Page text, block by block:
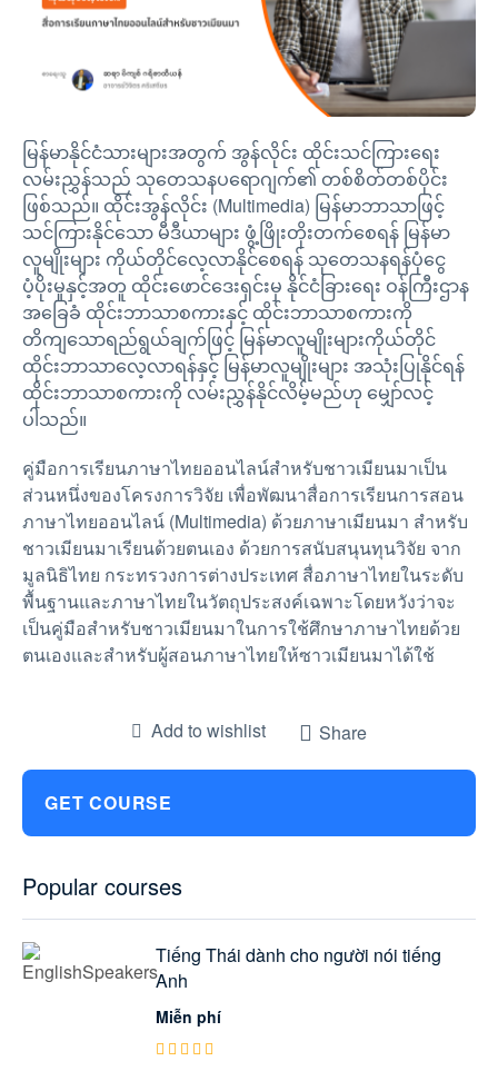
မြန်မာနိုင်ငံသားများအတွက် အွန်လိုင်း ထိုင်းသင်ကြားရေး
လမ်းညွှန်သည် သုတေသနပရောဂျက်၏ တစ်စိတ်တစ်ပိုင်း
ဖြစ်သည်။ ထိုင်းအွန်လိုင်း (Multimedia) မြန်မာဘာသာဖြင့်
သင်ကြားနိုင်သော မီဒီယာများ ဖွံ့ဖြိုးတိုးတက်စေရန် မြန်မာ
လူမျိုးများ ကိုယ်တိုင်လေ့လာနိုင်စေရန် သုတေသနရန်ပုံငွေ
ပံ့ပိုးမှုနှင့်အတူ ထိုင်းဖောင်ဒေးရှင်းမှ နိုင်ငံခြားရေး ဝန်ကြီးဌာန
အခြေခံ ထိုင်းဘာသာစကားနှင့် ထိုင်းဘာသာစကားကို
တိကျသောရည်ရွယ်ချက်ဖြင့် မြန်မာလူမျိုးများကိုယ်တိုင်
ထိုင်းဘာသာလေ့လာရန်နှင့် မြန်မာလူမျိုးများ အသုံးပြုနိုင်ရန်
ထိုင်းဘာသာစကားကို လမ်းညွှန်နိုင်လိမ့်မည်ဟု မျှော်လင့်
ပါသည်။
คู่มือการเรียนภาษาไทยออนไลน์สำหรับชาวเมียนมาเป็น
ส่วนหนึ่งของโครงการวิจัย เพื่อพัฒนาสื่อการเรียนการสอน
ภาษาไทยออนไลน์ (Multimedia) ด้วยภาษาเมียนมา สำหรับ
ชาวเมียนมาเรียนด้วยตนเอง ด้วยการสนับสนุนทุนวิจัย จาก
มูลนิธิไทย กระทรวงการต่างประเทศ สื่อภาษาไทยในระดับ
พื้นฐานและภาษาไทยในวัตถุประสงค์เฉพาะโดยหวังว่าจะ
เป็นคู่มือสำหรับชาวเมียนมาในการใช้ศึกษาภาษาไทยด้วย
ตนเองและสำหรับผู้สอนภาษาไทยให้ซาวเมียนมาได้ใช้
Add to wishlist Share
GET COURSE
Popular courses
Tiếng Thái dành cho người nói tiếng
Anh
Miễn phí